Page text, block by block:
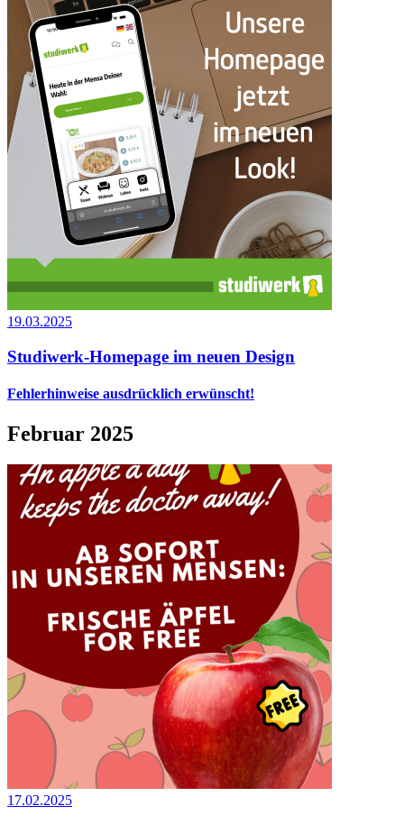
19.03.2025
Studiwerk-Homepage im neuen Design
Fehlerhinweise ausdrücklich erwünscht!
Februar 2025
17.02.2025